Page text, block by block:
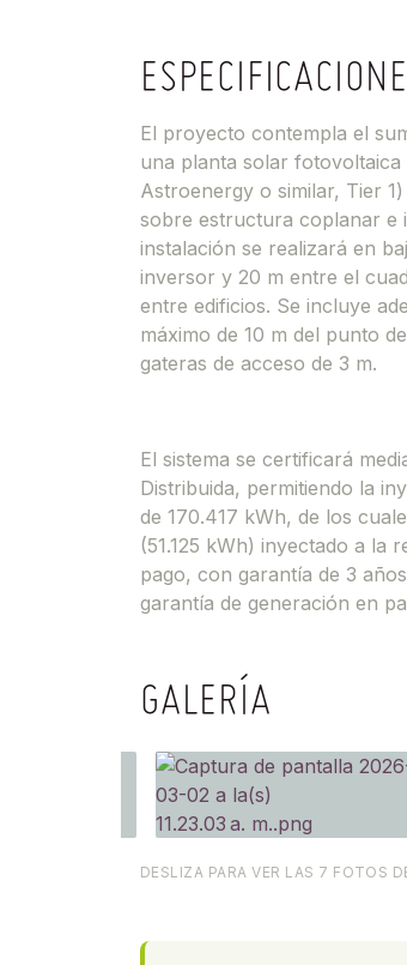
El proyecto contempla el
una planta solar fotovoltaica
Astroenergy o similar, Tier
sobre estructura coplanar e
instalación se realizará en
inversor y 20 m entre el
entre edificios. Se incluye
máximo de 10 m del punto
gateras de acceso de 3 m.
El sistema se certificará
Distribuida, permitiendo la
de 170.417 kWh, de los
(51.125 kWh) inyectado a la
pago, con garantía de 3
garantía de generación en
GALERÍA
DESLIZA PARA VER LAS 7 FOTOS